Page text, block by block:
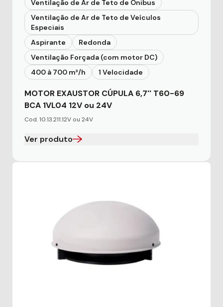
Ventilação de Ar de Teto de Ônibus
Ventilação de Ar de Teto de Veículos
Especiais
Aspirante
Redonda
Ventilação Forçada (com motor DC)
400 à 700 m³/h
1 Velocidade
MOTOR EXAUSTOR CÚPULA 6,7'' T60-69
BCA 1VL04 12V ou 24V
Cod. 10.13.211.12V ou 24V
Ver produto